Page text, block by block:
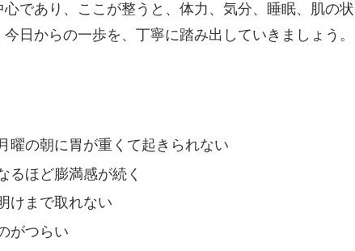
であり、ここが整うと、体力、気分、睡眠、肌の状
日からの一歩を、丁寧に踏み出していきましょう。
曜の朝に胃が重くて起きられない
るほど膨満感が続く
けまで取れない
がつらい